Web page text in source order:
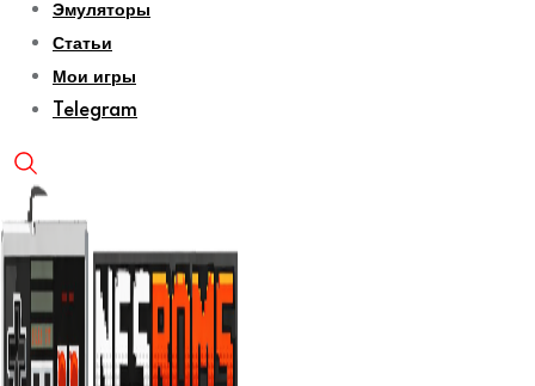
Эмуляторы
Статьи
Мои игры
Telegram